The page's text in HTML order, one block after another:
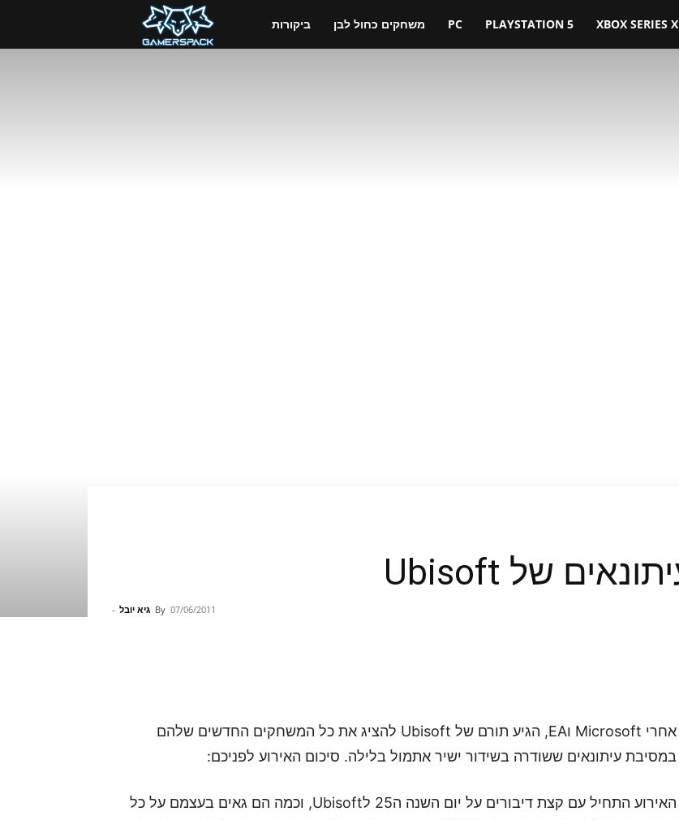
ביקורות משחקים כחול לבן PC PLAYSTATION 5 XBOX SERIES X
By גיא יובל - 07/06/2011
אחרי Microsoft וEA, הגיע תורם של Ubisoft להציג את כל המשחקים החדשים שלהם
במסיבת עיתונאים ששודרה בשידור ישיר אתמול בלילה. סיכום האירוע לפניכם:
האירוע התחיל עם קצת דיבורים על יום השנה ה25 לUbisoft, וכמה הם גאים בעצמם על כל